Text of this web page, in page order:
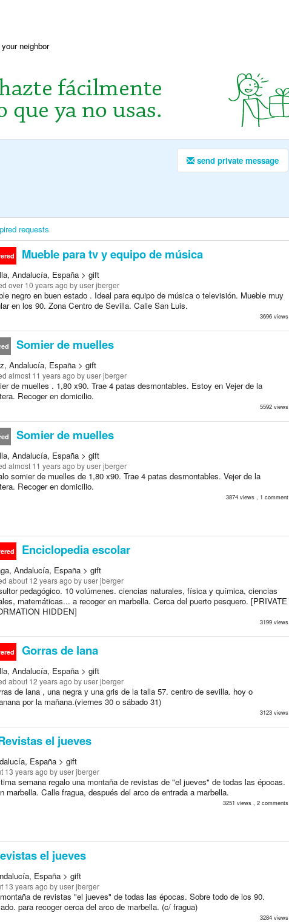
neighbor
send private message
requests
Mueble para tv y equipo de música
Andalucía, España > gift
over 10 years ago by user jberger
negro en buen estado . Ideal para equipo de música o televisión. Mueble muy
en los 90. Zona Centro de Sevilla. Calle San Luis.
3696 views
Somier de muelles
Andalucía, España > gift
almost 11 years ago by user jberger
de muelles . 1,80 x90. Trae 4 patas desmontables. Estoy en Vejer de la
Recoger en domicilio.
5592 views
Somier de muelles
Andalucía, España > gift
almost 11 years ago by user jberger
somier de muelles de 1,80 x90. Trae 4 patas desmontables. Vejer de la
Recoger en domicilio.
3874 views , 1 comment
Enciclopedia escolar
Andalucía, España > gift
about 12 years ago by user jberger
pedagógico. 10 volúmenes. ciencias naturales, física y química, ciencias
matemáticas... a recoger en marbella. Cerca del puerto pesquero. [PRIVATE
HIDDEN]
3199 views
Gorras de lana
Andalucía, España > gift
about 12 years ago by user jberger
de lana , una negra y una gris de la talla 57. centro de sevilla. hoy o
por la mañana.(viernes 30 o sábado 31)
3123 views
el jueves
España > gift
13 years ago by user jberger
semana regalo una montaña de revistas de "el jueves" de todas las épocas.
marbella. Calle fragua, después del arco de entrada a marbella.
3251 views , 2 comments
el jueves
España > gift
13 years ago by user jberger
de revistas "el jueves" de todas las épocas. Sobre todo de los 90.
para recoger cerca del arco de marbella. (c/ fragua)
3284 views